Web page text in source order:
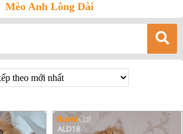
Mèo Anh Lông Dài